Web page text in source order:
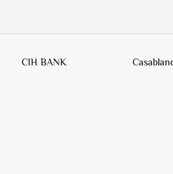
CIH BANK